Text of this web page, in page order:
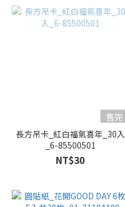
售完
長方吊卡_紅白福氣喜年_30入
_6-85500501
NT$30